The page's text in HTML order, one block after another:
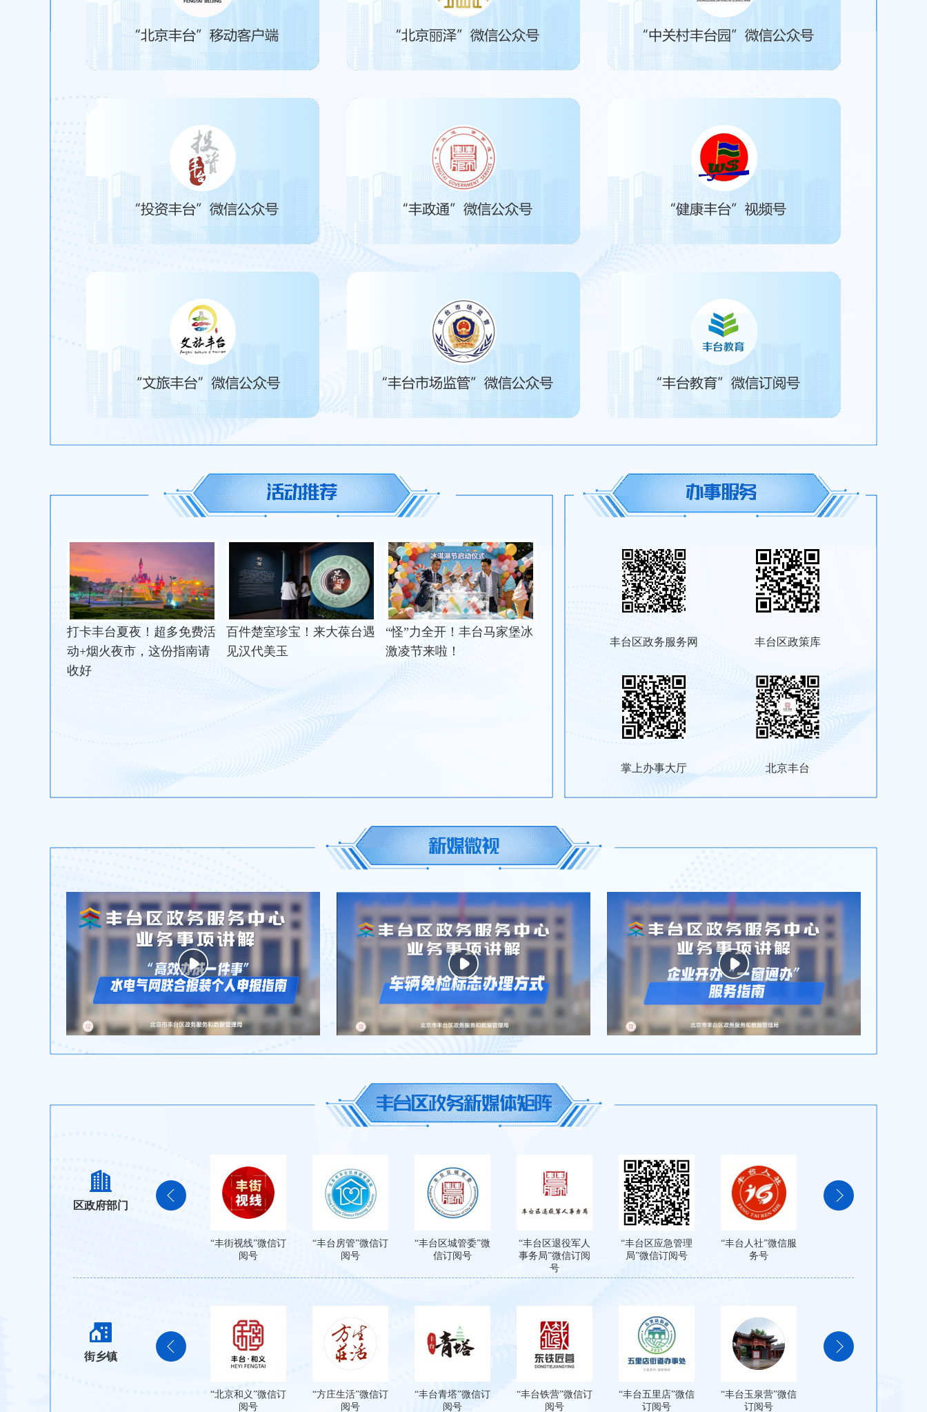
打卡丰台夏夜！超多免费活
动+烟火夜市，这份指南请
收好
百件楚室珍宝！来大葆台遇
见汉代美玉
“怪”力全开！丰台马家堡冰
激凌节来啦！
丰台区政务服务网 丰台区政策库
掌上办事大厅 北京丰台
区政府部门
“丰街视线”微信订
阅号
“丰台房管”微信订
阅号
“丰台区城管委”微
信订阅号
“丰台区退役军人
事务局”微信订阅
号
“丰台区应急管理
局”微信订阅号
“丰台人社”微信服
务号
街乡镇
“北京和义”微信订
阅号
“方庄生活”微信订
阅号
“丰台青塔”微信订
阅号
“丰台铁营”微信订
阅号
“丰台五里店”微信
订阅号
“丰台玉泉营”微信
订阅号